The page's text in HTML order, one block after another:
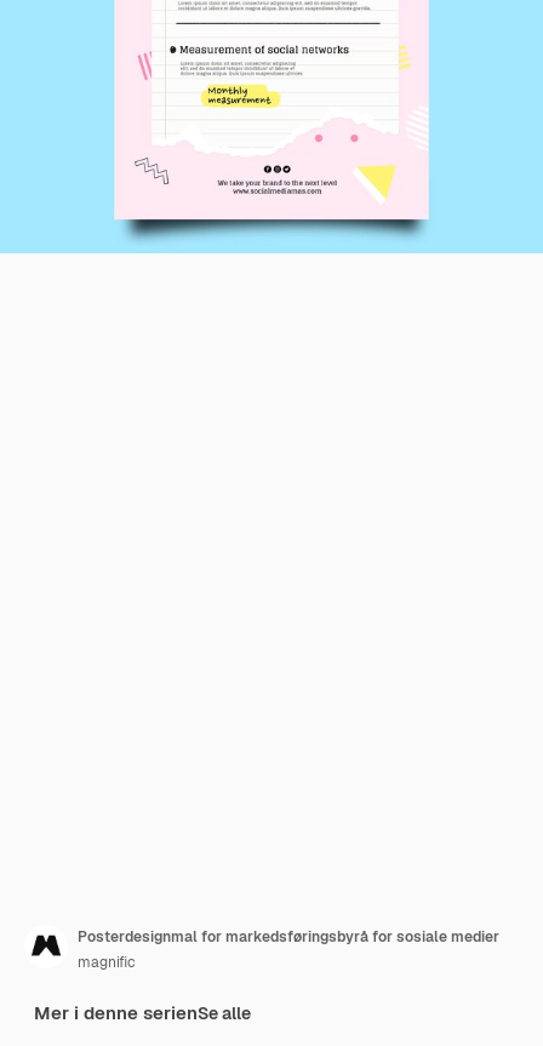
Posterdesignmal for markedsføringsbyrå for sosiale medier
magnific
Mer i denne serienSe alle